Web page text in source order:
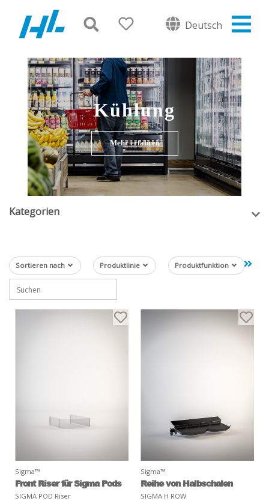
Deutsch
Kühlung
Mehr erfahren
Kategorien
Sortieren nach Produktlinie Produktfunktion
Sigma™
Front Riser für Sigma Pods
SIGMA POD Riser
Sigma™
Reihe von Halbschalen
SIGMA H ROW